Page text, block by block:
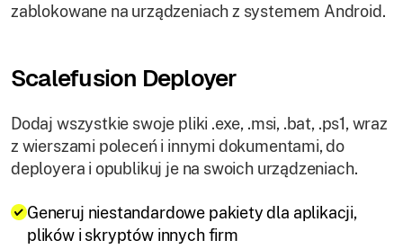
zablokowane na urządzeniach z systemem Android.
Scalefusion Deployer
Dodaj wszystkie swoje pliki .exe, .msi, .bat, .ps1, wraz
z wierszami poleceń i innymi dokumentami, do
deployera i opublikuj je na swoich urządzeniach.
Generuj niestandardowe pakiety dla aplikacji,
plików i skryptów innych firm